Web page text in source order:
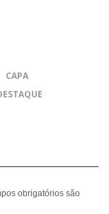
CAPA
obrigatórios são